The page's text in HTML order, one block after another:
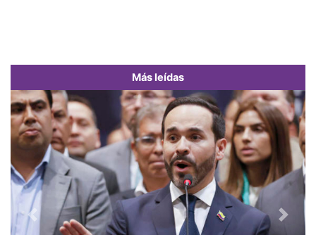
Más leídas
Previous Next